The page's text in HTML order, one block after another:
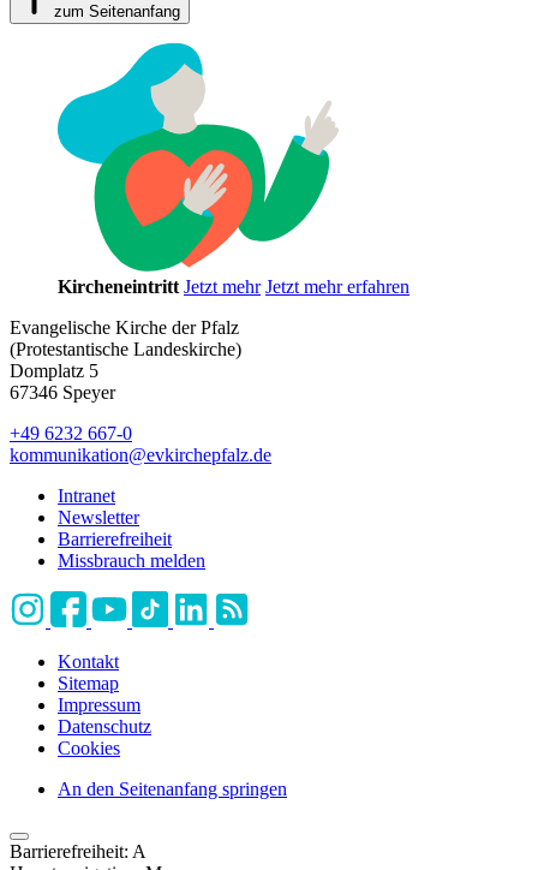
zum Seitenanfang
Kircheneintritt Jetzt mehr Jetzt mehr erfahren
Evangelische Kirche der Pfalz
(Protestantische Landeskirche)
Domplatz 5
67346 Speyer
+49 6232 667-0
kommunikation@evkirchepfalz.de
Intranet
Newsletter
Barrierefreiheit
Missbrauch melden
Kontakt
Sitemap
Impressum
Datenschutz
Cookies
An den Seitenanfang springen
Barrierefreiheit: A